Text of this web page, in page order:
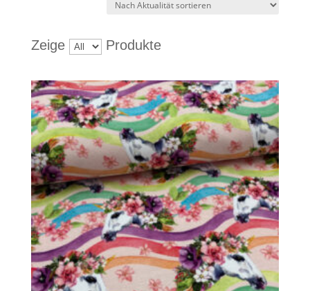
Zeige Produkte